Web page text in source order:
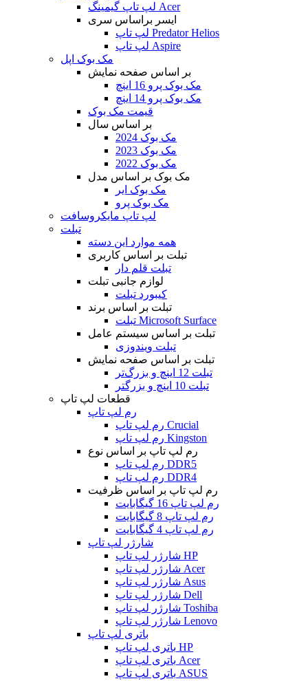
لپ تاپ گیمینگ Acer
ایسر براساس سری
لپ تاپ Predator Helios
لپ تاپ Aspire
مک بوک اپل
بر اساس صفحه نمایش
مک بوک پرو 16 اینچ
مک بوک پرو 14 اینچ
قیمت مک بوک
بر اساس سال
مک بوک 2024
مک بوک 2023
مک بوک 2022
مک بوک بر اساس مدل
مک بوک ایر
مک بوک پرو
لپ تاپ مایکروسافت
تبلت
همه موارد این دسته
تبلت بر اساس کاربری
تبلت قلم دار
لوازم جانبی تبلت
کیبورد تبلت
تبلت بر اساس برند
تبلت Microsoft Surface
تبلت بر اساس سیستم عامل
تبلت ویندوزی
تبلت بر اساس صفحه نمایش
تبلت 12 اینچ و بزرگ‌تر
تبلت 10 اینچ و بزرگتر
قطعات لپ تاپ
رم لپ تاپ
رم لپ تاپ Crucial
رم لپ تاپ Kingston
رم لپ تاپ بر اساس نوع
رم لپ تاپ DDR5
رم لپ تاپ DDR4
رم لپ تاپ بر اساس ظرفیت
رم لپ تاپ 16 گیگابایت
رم لپ تاپ 8 گیگابایت
رم لپ تاپ 4 گیگابایت
شارژر لپ تاپ
شارژر لپ تاپ HP
شارژر لپ تاپ Acer
شارژر لپ تاپ Asus
شارژر لپ تاپ Dell
شارژر لپ تاپ Toshiba
شارژر لپ تاپ Lenovo
باتری لپ تاپ
باتری لپ تاپ HP
باتری لپ تاپ Acer
باتری لپ تاپ ASUS